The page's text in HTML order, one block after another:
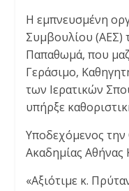
Η εμπνευσμένη
Συμβουλίου (ΑΕΣ)
Παπαθωμά, που
Γεράσιμο,
των Ιερατικών
υπήρξε
Υποδεχόμενος
Ακαδημίας Αθήνας
«Αξιότιμε κ.